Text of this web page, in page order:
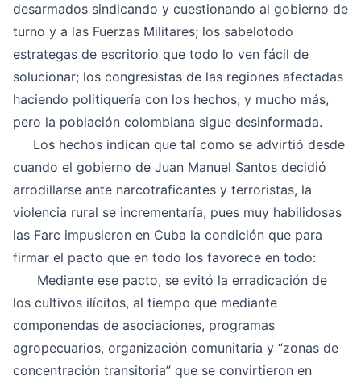
desarmados sindicando y cuestionando al gobierno de
turno y a las Fuerzas Militares; los sabelotodo
estrategas de escritorio que todo lo ven fácil de
solucionar; los congresistas de las regiones afectadas
haciendo politiquería con los hechos; y mucho más,
pero la población colombiana sigue desinformada.
Los hechos indican que tal como se advirtió desde
cuando el gobierno de Juan Manuel Santos decidió
arrodillarse ante narcotraficantes y terroristas, la
violencia rural se incrementaría, pues muy habilidosas
las Farc impusieron en Cuba la condición que para
firmar el pacto que en todo los favorece en todo:
Mediante ese pacto, se evitó la erradicación de
los cultivos ilícitos, al tiempo que mediante
componendas de asociaciones, programas
agropecuarios, organización comunitaria y “zonas de
concentración transitoria” que se convirtieron en